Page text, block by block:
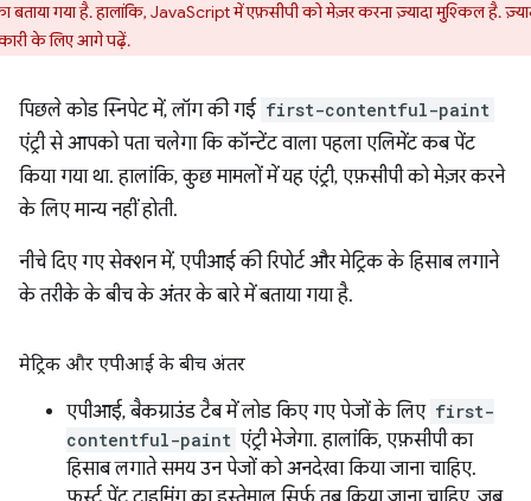
बताया गया है. हालांकि, JavaScript में एफ़सीपी को मेज़र करना ज़्यादा मुश्किल है.
के लिए आगे पढ़ें.
पिछले कोड स्निपेट में, लॉग की गई first-contentful-paint
एंट्री से आपको पता चलेगा कि कॉन्टेंट वाला पहला एलिमेंट कब पेंट
किया गया था. हालांकि, कुछ मामलों में यह एंट्री, एफ़सीपी को मेज़र करने
के लिए मान्य नहीं होती.
नीचे दिए गए सेक्शन में, एपीआई की रिपोर्ट और मेट्रिक के हिसाब लगाने
के तरीके के बीच के अंतर के बारे में बताया गया है.
मेट्रिक और एपीआई के बीच अंतर
एपीआई, बैकग्राउंड टैब में लोड किए गए पेजों के लिए first-
contentful-paint एंट्री भेजेगा. हालांकि, एफ़सीपी का
हिसाब लगाते समय उन पेजों को अनदेखा किया जाना चाहिए.